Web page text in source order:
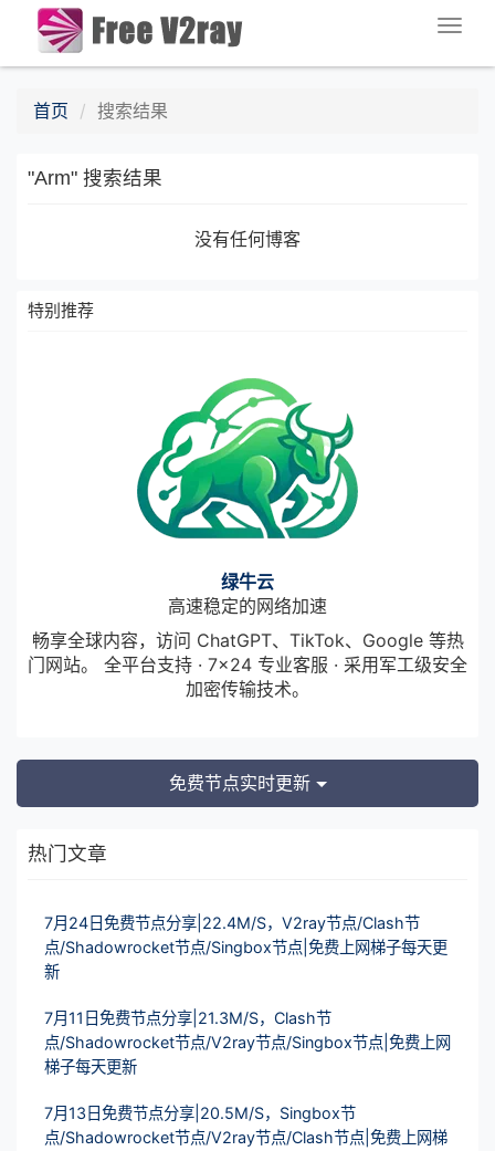
首页 搜索结果
"Arm" 搜索结果
没有任何博客
特别推荐
绿牛云
高速稳定的网络加速
畅享全球内容，访问 ChatGPT、TikTok、Google 等热
门网站。 全平台支持 · 7×24 专业客服 · 采用军工级安全
加密传输技术。
免费节点实时更新
热门文章
7月24日免费节点分享|22.4M/S，V2ray节点/Clash节
点/Shadowrocket节点/Singbox节点|免费上网梯子每天更
新
7月11日免费节点分享|21.3M/S，Clash节
点/Shadowrocket节点/V2ray节点/Singbox节点|免费上网
梯子每天更新
7月13日免费节点分享|20.5M/S，Singbox节
点/Shadowrocket节点/V2ray节点/Clash节点|免费上网梯